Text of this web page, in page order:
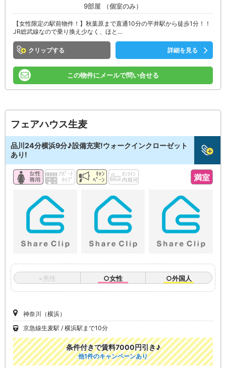
9部屋 （個室のみ）
【女性限定の駅前物件！】秋葉原まで直通10分の平井駅から徒歩1分！！
JR総武線なので乗り換え少なく、ほと…
クリップ 詳細を見る
この物件にメールで問い合せる
フェアハウス生麦
品川24分横浜9分♪設備充実!ウォークインクローゼット
あり!
満室
×男性 ○女性 ○外国人
神奈川（横浜）
京急線生麦駅
横浜駅まで10分
条件付きで賃料7000円引き♪
他1件のキャンペーンあり